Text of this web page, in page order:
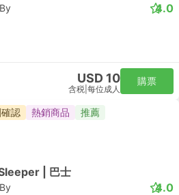
4.0
USD 10
含税 每位成人
購票
認 熱銷商品 推薦
| 巴士
4.0